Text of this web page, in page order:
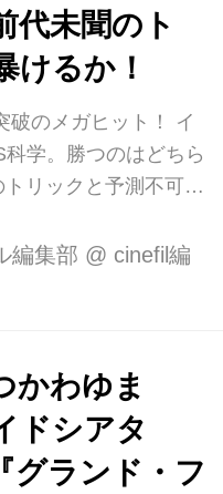
て 2019 年 1 月 5 日
ル・シネマ他全国
が決定いたしまし
ードキャスター...
代未聞のト
けるか！
破のメガヒット！ イ
科学。勝つのはどちら
リックと予測不可能
リュージョンで不正
を狙い、世間に還元
ないという。 ド派手
で悪と戦う、フォ
しかし、イリュージ
ない悪の天才科学者
編集部 @ cinefil編
わゆま
シアタ
ランド・フ